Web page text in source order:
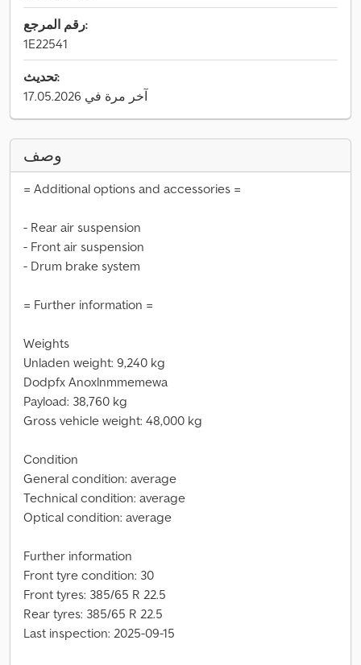
رقم المرجع:
1E22541
تحديث:
آخر مرة في 17.05.2026
وصف
= Additional options and accessories =
- Rear air suspension
- Front air suspension
- Drum brake system
= Further information =
Weights
Unladen weight: 9,240 kg
Dodpfx Anoxlnmmemewa
Payload: 38,760 kg
Gross vehicle weight: 48,000 kg
Condition
General condition: average
Technical condition: average
Optical condition: average
Further information
Front tyre condition: 30
Front tyres: 385/65 R 22.5
Rear tyres: 385/65 R 22.5
Last inspection: 2025-09-15